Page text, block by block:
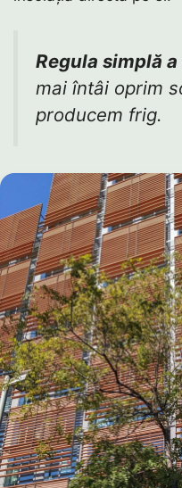
Regula simplă
mai întâi oprim
producem frig.